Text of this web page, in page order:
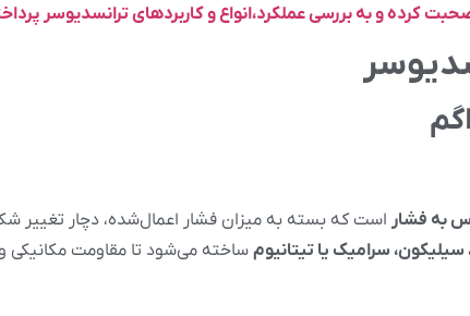
کرده و به بررسی عملکرد،انواع و کاربردهای ترانسدیوسر
به فشار
ساخته می‌شود تا مقاومت مکانیکی